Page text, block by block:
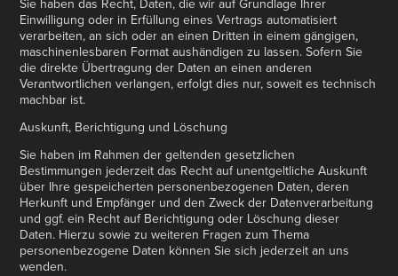
Sie haben das Recht, Daten, die wir auf Grundlage Ihrer
Einwilligung oder in Erfüllung eines Vertrags automatisiert
verarbeiten, an sich oder an einen Dritten in einem gängigen,
maschinenlesbaren Format aushändigen zu lassen. Sofern Sie
die direkte Übertragung der Daten an einen anderen
Verantwortlichen verlangen, erfolgt dies nur, soweit es technisch
machbar ist.
Auskunft, Berichtigung und Löschung
Sie haben im Rahmen der geltenden gesetzlichen
Bestimmungen jederzeit das Recht auf unentgeltliche Auskunft
über Ihre gespeicherten personenbezogenen Daten, deren
Herkunft und Empfänger und den Zweck der Datenverarbeitung
und ggf. ein Recht auf Berichtigung oder Löschung dieser
Daten. Hierzu sowie zu weiteren Fragen zum Thema
personenbezogene Daten können Sie sich jederzeit an uns
wenden.